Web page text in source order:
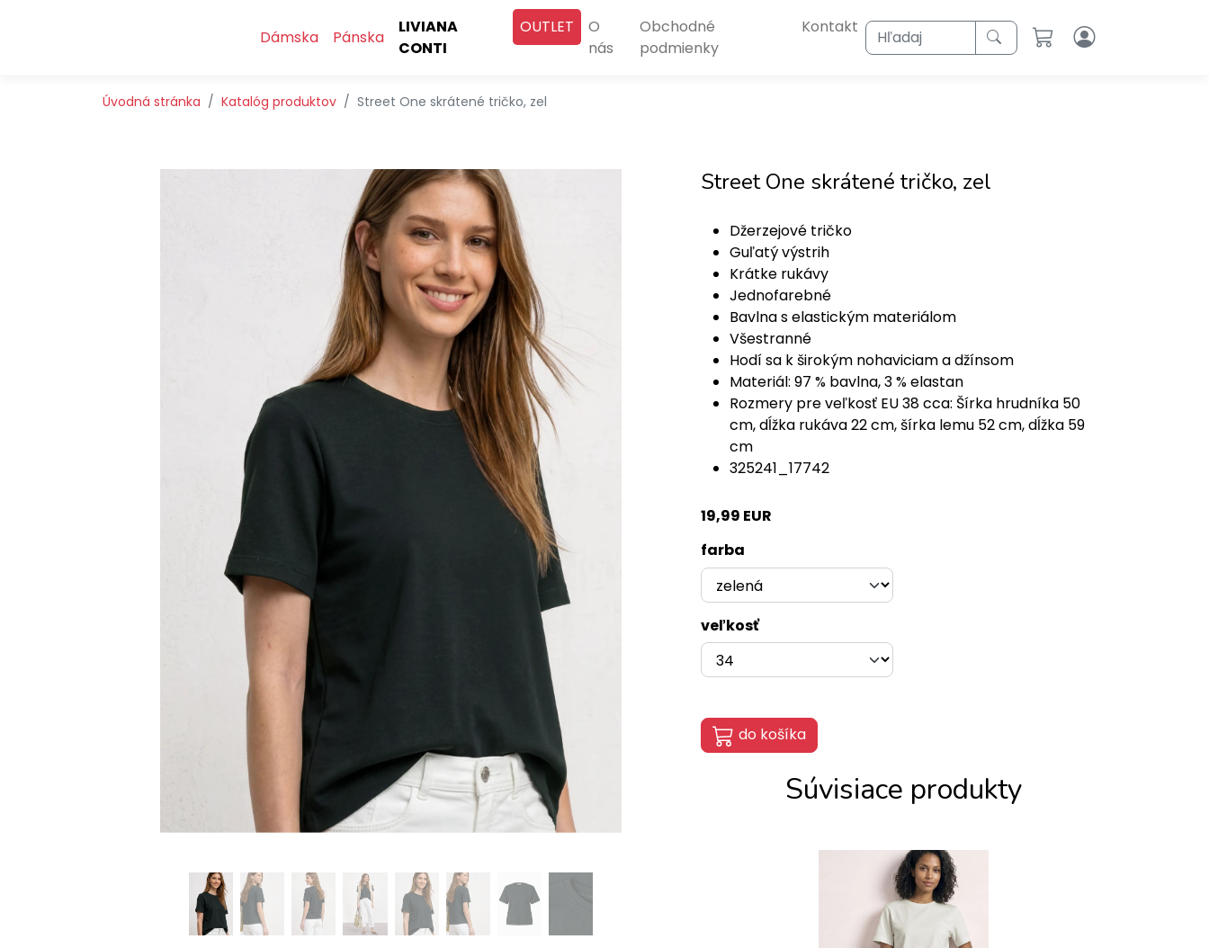
Dámska
Pánska
LIVIANA
CONTI
OUTLET
O
nás
Obchodné
podmienky
Kontakt Hľadaj
Úvodná stránka Katalóg produktov Street One skrátené tričko, zel
Street One skrátené tričko, zel
Džerzejové tričko
Guľatý výstrih
Krátke rukávy
Jednofarebné
Bavlna s elastickým materiálom
Všestranné
Hodí sa k širokým nohaviciam a džínsom
Materiál: 97 % bavlna, 3 % elastan
Rozmery pre veľkosť EU 38 cca: Šírka hrudníka 50
cm, dĺžka rukáva 22 cm, šírka lemu 52 cm, dĺžka 59
cm
325241_17742
19,99 EUR
farba
veľkosť
do košíka
Súvisiace produkty